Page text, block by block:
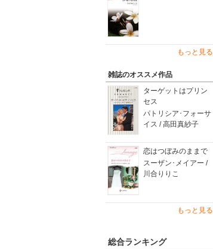
もっと見る
雑誌のオススメ作品
ターゲットはプリン
セス
パトリシア･フォーサ
イス / 高田真紗子
恋はつぼみのままで
スーザン･メイアー /
川合りりこ
もっと見る
総合ランキング